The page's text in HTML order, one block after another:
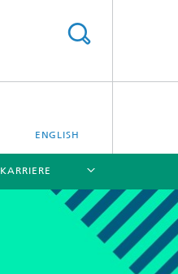
ENGLISH
KARRIERE
[X]